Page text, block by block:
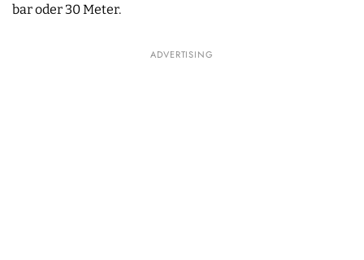
bar oder 30 Meter.
ADVERTISING